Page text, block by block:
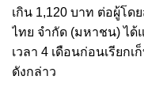
เกิน 1,120 บาท ต่อผู้โ
ไทย จำกัด (มหาชน) ได้
เวลา 4 เดือนก่อนเรียก
ดังกล่าว